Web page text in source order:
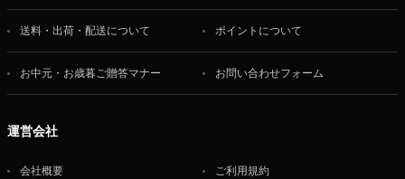
送料・出荷・配送について ポイントについて
お中元・お歳暮ご贈答マナー お問い合わせフォーム
運営会社
会社概要 ご利用規約